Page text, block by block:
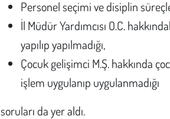
Personel seçimi ve disiplin
İl Müdür Yardımcısı O.C.
yapılıp yapılmadığı,
Çocuk gelişimci M.Ş. hakkında
işlem uygulanıp uygulanmadığı
soruları da yer aldı.